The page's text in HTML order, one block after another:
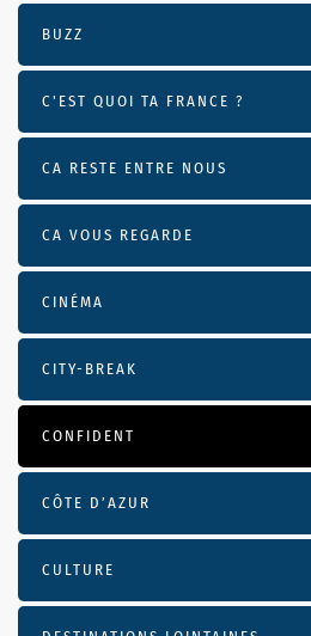
BUZZ
C'EST QUOI TA FRANCE ?
CA RESTE ENTRE NOUS
CA VOUS REGARDE
CINÉMA
CITY-BREAK
CONFIDENT
CÔTE D’AZUR
CULTURE